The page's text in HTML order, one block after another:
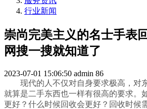
行业新闻
崇尚完美主义的名士手表
网搜一搜就知道了
2023-07-01 15:06:50 admin 86
现代的人不仅对自身要求极高，对
就算是二手东西也一样有很高的要求。
更好？什么时候回收会更好？回收时候